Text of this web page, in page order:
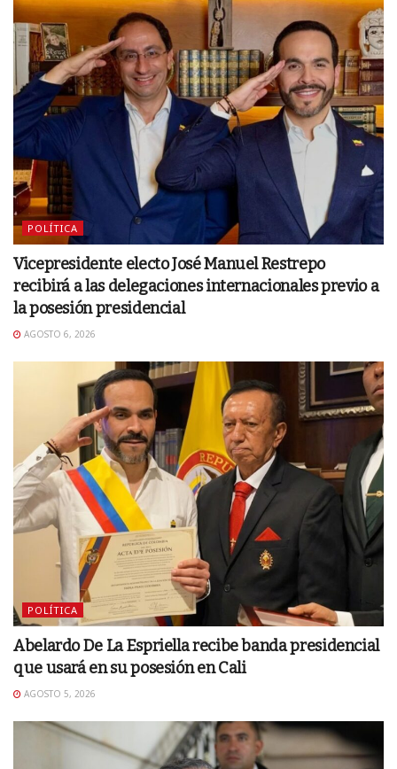
POLÍTICA
Vicepresidente electo José Manuel Restrepo
recibirá a las delegaciones internacionales previo a
la posesión presidencial
AGOSTO 6, 2026
POLÍTICA
Abelardo De La Espriella recibe banda presidencial
que usará en su posesión en Cali
AGOSTO 5, 2026